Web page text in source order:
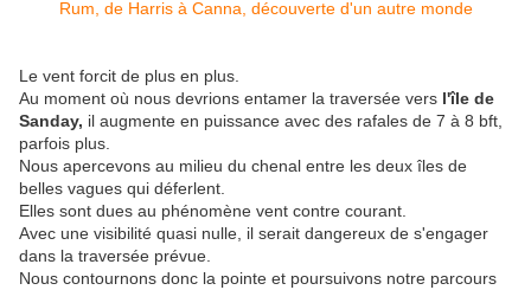
Le vent forcit de plus en plus.
Au moment où nous devrions entamer la traversée vers l'île de
Sanday, il augmente en puissance avec des rafales de 7 à 8 bft,
parfois plus.
Nous apercevons au milieu du chenal entre les deux îles de
belles vagues qui déferlent.
Elles sont dues au phénomène vent contre courant.
Avec une visibilité quasi nulle, il serait dangereux de s'engager
dans la traversée prévue.
Nous contournons donc la pointe et poursuivons notre parcours